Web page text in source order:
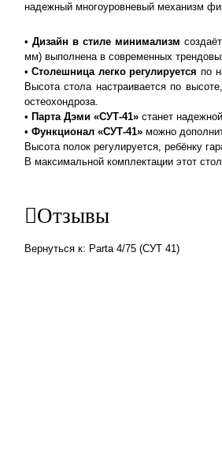
надежный многоуровневый механизм
• Дизайн в стиле минимализм
мм) выполнена в современных
•Столешница легко регулируется по
Высота стола настраивается по
остеохондроза.
• Парта Дэми «СУТ-41» станет
• Функционал «СУТ-41» можно
Высота полок регулируется, ребёнку
В максимальной комплектации этот
Отзывы
Вернуться к: Parta 4/75 (СУТ 41)